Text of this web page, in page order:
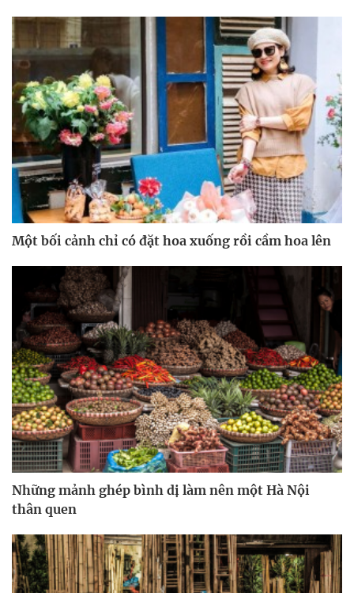
Một bối cảnh chỉ có đặt hoa xuống rồi cầm hoa lên
Những mảnh ghép bình dị làm nên một Hà Nội
thân quen